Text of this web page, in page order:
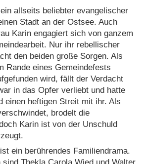
allseits beliebter evangelischer
Stadt an der Ostsee. Auch
Karin engagiert sich von ganzem
Nur ihr rebellischer
den beiden große Sorgen. Als
Rande eines Gemeindefests
wird, fällt der Verdacht
in das Opfer verliebt und hatte
einen heftigen Streit mit ihr. Als
brodelt die
Karin ist von der Unschuld
ein berührendes Familiendrama.